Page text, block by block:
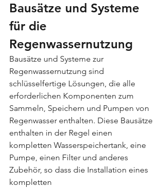
Bausätze und Systeme
für die
Regenwassernutzung
Bausätze und Systeme zur
Regenwassernutzung sind
schlüsselfertige Lösungen, die alle
erforderlichen Komponenten zum
Sammeln, Speichern und Pumpen von
Regenwasser enthalten. Diese Bausätze
enthalten in der Regel einen
kompletten Wasserspeichertank, eine
Pumpe, einen Filter und anderes
Zubehör, so dass die Installation eines
kompletten